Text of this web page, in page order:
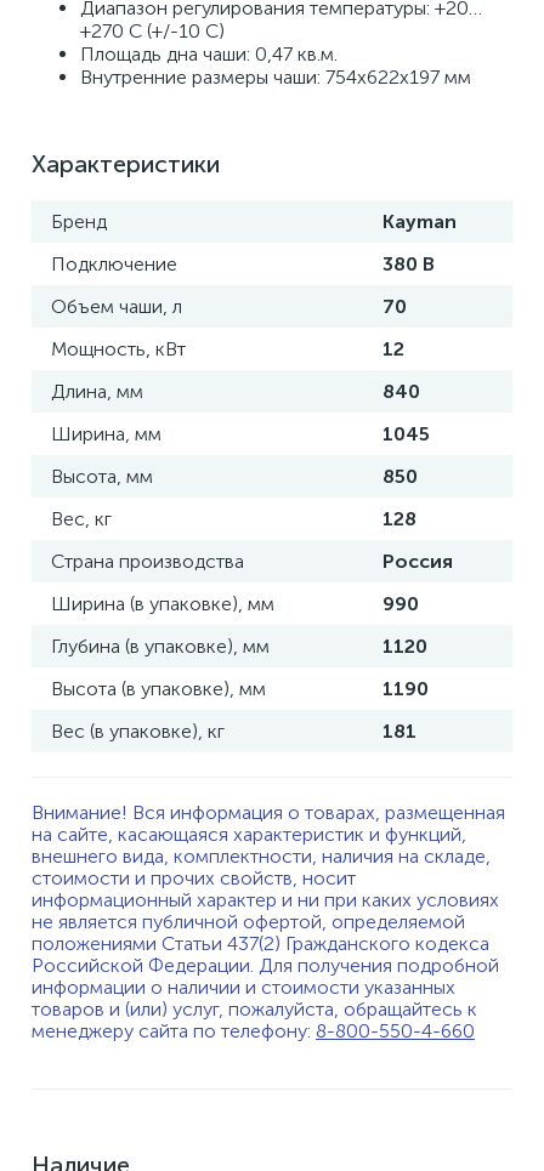
Диапазон регулирования температуры: +20…
+270 С (+/-10 С)
Площадь дна чаши: 0,47 кв.м.
Внутренние размеры чаши: 754х622х197 мм
Характеристики
Бренд
Kayman
Подключение
380 В
Объем чаши, л
70
Мощность, кВт
12
Длина, мм
840
Ширина, мм
1045
Высота, мм
850
Вес, кг
128
Страна производства
Россия
Ширина (в упаковке), мм
990
Глубина (в упаковке), мм
1120
Высота (в упаковке), мм
1190
Вес (в упаковке), кг
181
Внимание! Вся информация о товарах, размещенная
на сайте, касающаяся характеристик и функций,
внешнего вида, комплектности, наличия на складе,
стоимости и прочих свойств, носит
информационный характер и ни при каких условиях
не является публичной офертой, определяемой
положениями Статьи 437(2) Гражданского кодекса
Российской Федерации. Для получения подробной
информации о наличии и стоимости указанных
товаров и (или) услуг, пожалуйста, обращайтесь к
менеджеру сайта по телефону: 8-800-550-4-660
Наличие